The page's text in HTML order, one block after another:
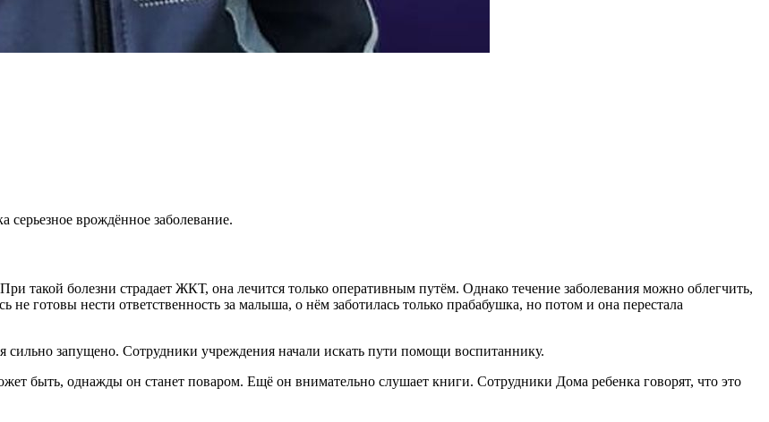
врождённое заболевание.
такой болезни страдает ЖКТ, она лечится только оперативным путём. Однако течение заболевания можно облегчить,
готовы нести ответственность за малыша, о нём заботилась только прабабушка, но потом и она перестала
запущено. Сотрудники учреждения начали искать пути помощи воспитаннику.
быть, однажды он станет поваром. Ещё он внимательно слушает книги. Сотрудники Дома ребенка говорят, что это